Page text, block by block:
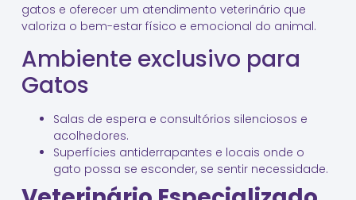
gatos e oferecer um atendimento veterinário que
valoriza o bem-estar físico e emocional do animal.
Ambiente exclusivo para
Gatos
Salas de espera e consultórios silenciosos e
acolhedores.
Superfícies antiderrapantes e locais onde o
gato possa se esconder, se sentir necessidade.